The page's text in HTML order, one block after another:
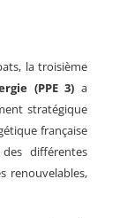
la troisième
(PPE 3) a
stratégique
française
différentes
renouvelables,